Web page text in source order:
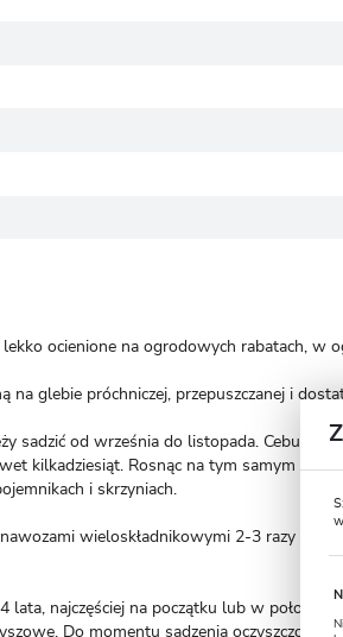
lekko ocienione na ogrodowych rabatach,
na glebie próchniczej, przepuszczanej i
sadzić od września do listopada. Cebule
kilkadziesiąt. Rosnąc na tym samym
i skrzyniach.
wieloskładnikowymi 2-3 razy w
lata, najczęściej na początku lub w połowie
Do momentu sadzenia oczyszczone